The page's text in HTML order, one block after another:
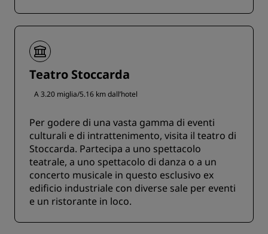
Teatro Stoccarda
A 3.20 miglia/5.16 km dall’hotel
Per godere di una vasta gamma di eventi
culturali e di intrattenimento, visita il teatro di
Stoccarda. Partecipa a uno spettacolo
teatrale, a uno spettacolo di danza o a un
concerto musicale in questo esclusivo ex
edificio industriale con diverse sale per eventi
e un ristorante in loco.